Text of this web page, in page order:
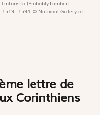
Tintoretto (Probably Lambert
1519 - 1594. © National Gallery of
lettre de
Corinthiens